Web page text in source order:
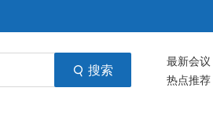
搜索 最新会议
热点推荐